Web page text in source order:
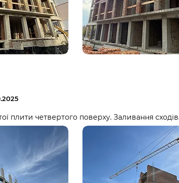
плити четвертого поверху. Заливання